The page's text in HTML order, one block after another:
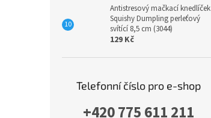
Antistresový mačkací knedlíček
Squishy Dumpling perleťový
svítící 8,5 cm (3044)
129 Kč
Telefonní číslo pro e-shop
+420 775 611 211